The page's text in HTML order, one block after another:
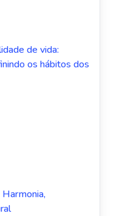
de vida:
os hábitos dos